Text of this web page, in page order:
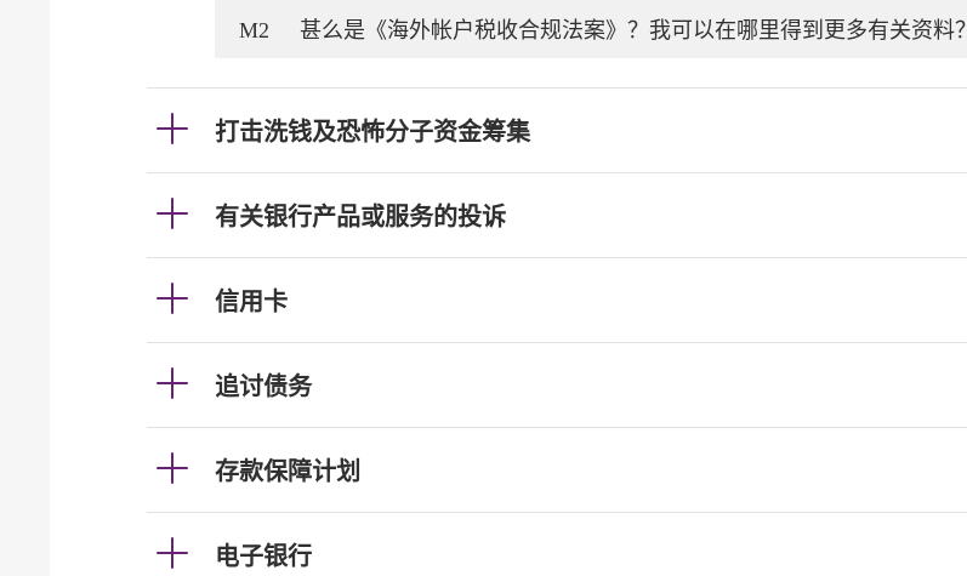
M2 甚么是《海外帐户税收合规法案》？我可以在哪里得到更多有关资料？
打击洗钱及恐怖分子资金筹集
有关银行产品或服务的投诉
信用卡
追讨债务
存款保障计划
电子银行